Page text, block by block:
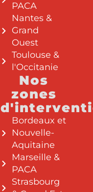
PACA
Nantes &
Grand
Ouest
Toulouse &
l'Occitanie
Nos
zones
Bordeaux et
Nouvelle-
Aquitaine
Marseille &
PACA
Strasbourg